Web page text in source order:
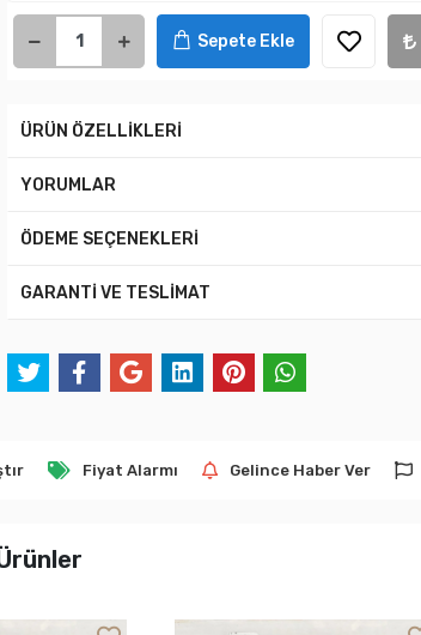
Sepete Ekle
ÜRÜN ÖZELLİKLERİ
YORUMLAR
ÖDEME SEÇENEKLERİ
GARANTİ VE TESLİMAT
Fiyat Alarmı Gelince Haber Ver